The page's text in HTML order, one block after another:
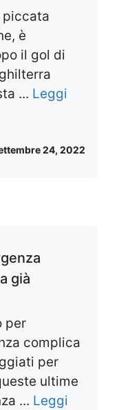
è
il gol di
... Leggi
24, 2022
già
per
complica
per
ultime
... Leggi